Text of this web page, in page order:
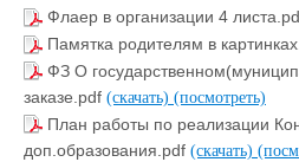
Флаер в организации 4
Памятка родителям в
ФЗ О
заказе.pdf (скачать) (посмотреть)
План работы по реализации
доп.образования.pdf (скачать)